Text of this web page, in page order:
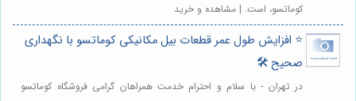
کوماتسو، است. | مشاهده و خرید
⭐️ افزایش طول عمر قطعات بیل مکانیکی کوماتسو با نگهداری
صحیح 🛠️
در تهران - با سلام و احترام خدمت همراهان گرامی فروشگاه کوماتسو